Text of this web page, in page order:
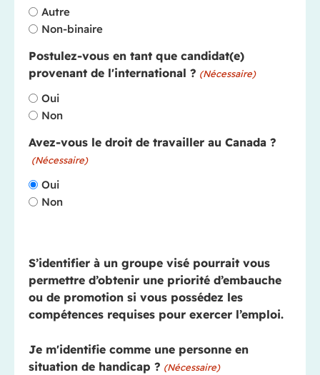
Autre
Non-binaire
Postulez-vous en tant que candidat(e)
provenant de l'international ? (Nécessaire)
Oui
Non
Avez-vous le droit de travailler au Canada ?
(Nécessaire)
Oui
Non
S’identifier à un groupe visé pourrait vous
permettre d’obtenir une priorité d’embauche
ou de promotion si vous possédez les
compétences requises pour exercer l’emploi.
Je m'identifie comme une personne en
situation de handicap ? (Nécessaire)